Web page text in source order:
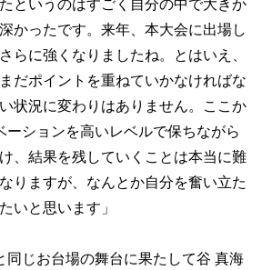
かったです。来年、本大会に出場し
らに強くなりましたね。とはいえ、
だポイントを重ねていかなければな
状況に変わりはありません。ここか
ーションを高いレベルで保ちながら
、結果を残していくことは本当に難
りますが、なんとか自分を奮い立た
いと思います」
同じお台場の舞台に果たして谷 真海